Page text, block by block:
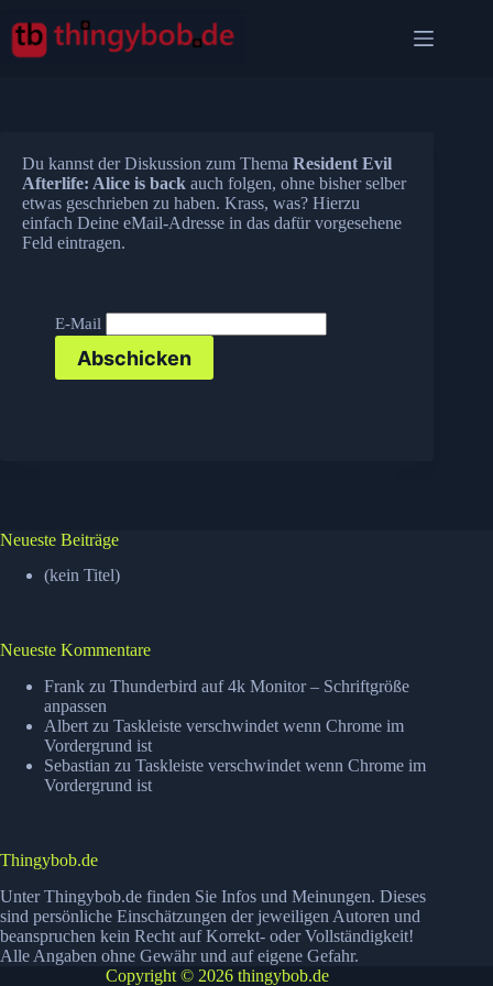
Inhalt
springen
Du kannst der Diskussion zum Thema Resident Evil
Afterlife: Alice is back auch folgen, ohne bisher selber
etwas geschrieben zu haben. Krass, was? Hierzu
einfach Deine eMail-Adresse in das dafür vorgesehene
Feld eintragen.
E-Mail
Neueste Beiträge
(kein Titel)
Neueste Kommentare
Frank zu Thunderbird auf 4k Monitor – Schriftgröße
anpassen
Albert zu Taskleiste verschwindet wenn Chrome im
Vordergrund ist
Sebastian zu Taskleiste verschwindet wenn Chrome im
Vordergrund ist
Thingybob.de
Unter Thingybob.de finden Sie Infos und Meinungen. Dieses
sind persönliche Einschätzungen der jeweiligen Autoren und
beanspruchen kein Recht auf Korrekt- oder Vollständigkeit!
Alle Angaben ohne Gewähr und auf eigene Gefahr.
Copyright © 2026 thingybob.de